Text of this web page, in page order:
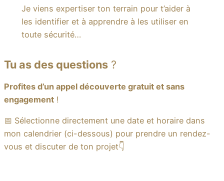
Je viens expertiser ton terrain pour t’aider à
les identifier et à apprendre à les utiliser en
toute sécurité…
Tu as des questions ?
Profites d’un appel découverte gratuit et sans
engagement !
📅 Sélectionne directement une date et horaire dans
mon calendrier (ci-dessous) pour prendre un rendez-
vous et discuter de ton projet👇